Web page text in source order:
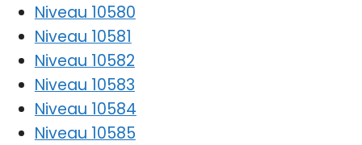
Niveau 10580
Niveau 10581
Niveau 10582
Niveau 10583
Niveau 10584
Niveau 10585